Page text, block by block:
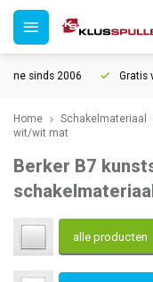
Gratis verzending
Home Schakelmateriaal
wit/wit mat
Berker B7
alle producten